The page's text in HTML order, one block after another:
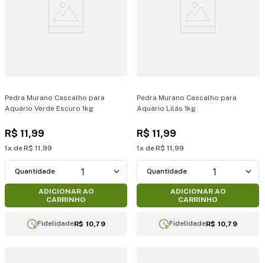
Pedra Murano Cascalho para
Aquário Verde Escuro 1kg
R$ 11,99
1 R$ 11,99
1
ADICIONAR AO
CARRINHO
FidelidadeR$ 10,79
Pedra Murano Cascalho para
Aquário Lilás 1kg
R$ 11,99
1 R$ 11,99
1
ADICIONAR AO
CARRINHO
FidelidadeR$ 10,79